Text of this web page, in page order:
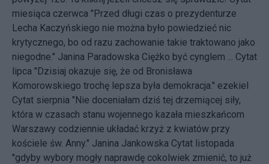
miesiąca czerwca "Przed długi czas o prezydenturze
Lecha Kaczyńskiego nie można było powiedzieć nic
krytycznego, bo od razu zachowanie takie traktowano jako
niegodne." Janina Paradowska Ciężko być cynglem ... Cytat
lipca "Dzisiaj okazuje się, że od Bronisława
Komorowskiego trochę lepsza była demokracja." ezekiel
Cytat sierpnia "Nie doceniałam dziś tej drzemiącej siły,
która w czasach stanu wojennego kazała mieszkańcom
Warszawy codziennie układać krzyż z kwiatów przy
kościele św. Anny." Janina Jankowska Cytat listopada
"gdyby wybory mogły naprawdę cokolwiek zmienić, to już